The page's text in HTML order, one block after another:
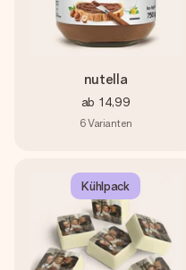
nutella
ab 14,99
6Varianten
Kühlpack